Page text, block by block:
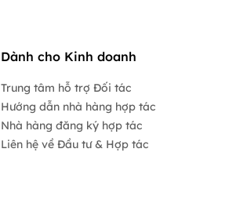
Dành cho Kinh doanh
Trung tâm hỗ trợ Đối tác
Hướng dẫn nhà hàng hợp tác
Nhà hàng đăng ký hợp tác
Liên hệ về Đầu tư & Hợp tác